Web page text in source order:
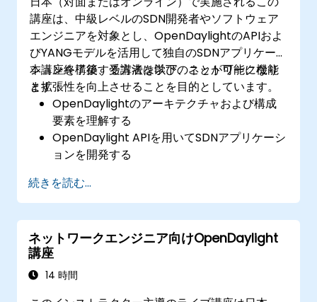
講座は、中級レベルのSDN開発者やソフトウェア
エンジニアを対象とし、OpenDaylightのAPIおよ
びYANGモデルを活用して独自のSDNアプリケー
ションを構築する方法を学び、ネットワーク機能
と拡張性を向上させることを目的としています。
本講座終了後、受講者は以下のことが可能になり
ます：
OpenDaylightのアーキテクチャおよび構成
要素を理解する
OpenDaylight APIを用いてSDNアプリケーシ
ョンを開発する
ルを作成・管理する
OpenDaylight環境において独自アプリケー
ションをデプロイ、テスト、デバッグする
外部システムやネットワーク機器と
OpenDaylightを連携させる
続きを読む...
ネットワークエンジニア向けOpenDaylight
講座
14 時間